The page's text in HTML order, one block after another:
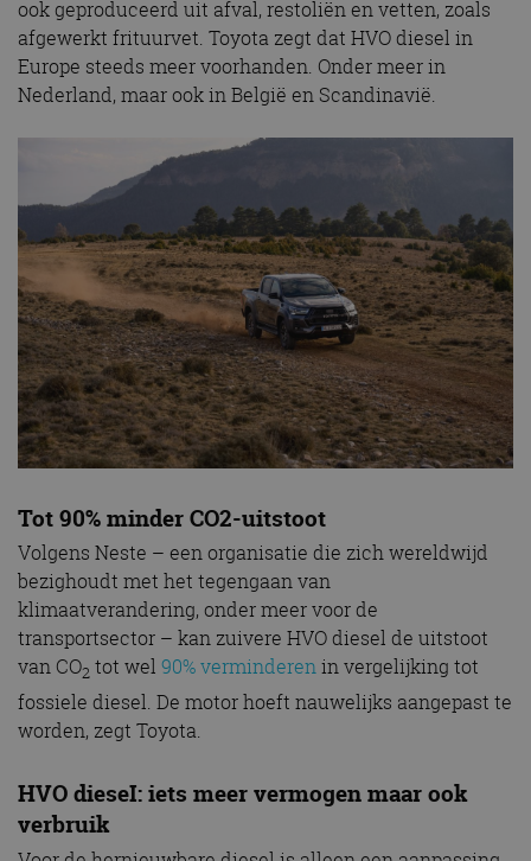
ook geproduceerd uit afval, restoliën en vetten, zoals
afgewerkt frituurvet. Toyota zegt dat HVO diesel in
Europe steeds meer voorhanden. Onder meer in
Nederland, maar ook in België en Scandinavië.
Tot 90% minder CO2-uitstoot
Volgens Neste – een organisatie die zich wereldwijd
bezighoudt met het tegengaan van
klimaatverandering, onder meer voor de
transportsector – kan zuivere HVO diesel de uitstoot
van CO2 tot wel 90% verminderenin vergelijking tot
fossiele diesel. De motor hoeft nauwelijks aangepast te
worden, zegt Toyota.
HVO dieseI: iets meer vermogen maar ook
verbruik